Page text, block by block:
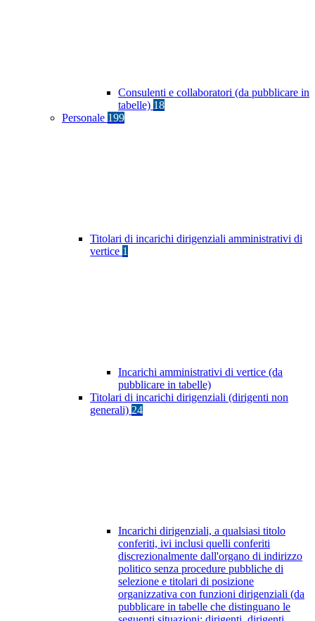
Consulenti e collaboratori (da pubblicare in
tabelle) 18
Personale 199
Titolari di incarichi dirigenziali amministrativi di
vertice 1
Incarichi amministrativi di vertice (da
pubblicare in tabelle)
Titolari di incarichi dirigenziali (dirigenti non
generali) 24
Incarichi dirigenziali, a qualsiasi titolo
conferiti, ivi inclusi quelli conferiti
discrezionalmente dall'organo di indirizzo
politico senza procedure pubbliche di
selezione e titolari di posizione
organizzativa con funzioni dirigenziali (da
pubblicare in tabelle che distinguano le